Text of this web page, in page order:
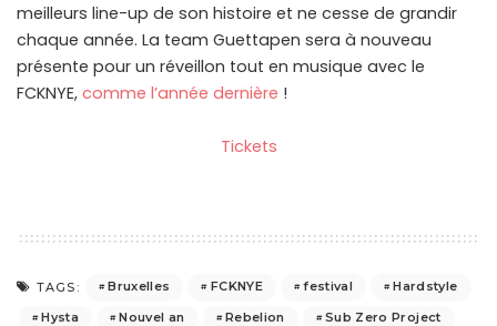
meilleurs line-up de son histoire et ne cesse de grandir
chaque année. La team Guettapen sera à nouveau
présente pour un réveillon tout en musique avec le
FCKNYE, comme l’année dernière !
Tickets
TAGS: Bruxelles FCKNYE festival
Hardstyle
Hysta
Nouvel an Rebelion Sub Zero Project